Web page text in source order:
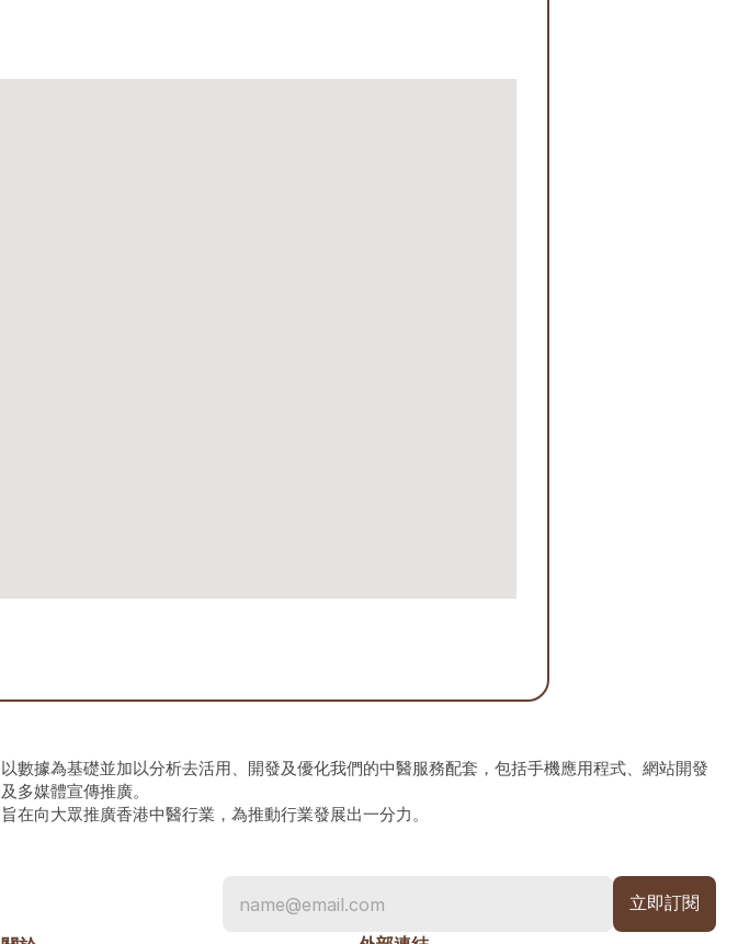
以數據為基礎並加以分析去活用、開發及優化我們的中醫服務配套，包括手機應用程式、網站開發
及多媒體宣傳推廣。
旨在向大眾推廣香港中醫行業，為推動行業發展出一分力。